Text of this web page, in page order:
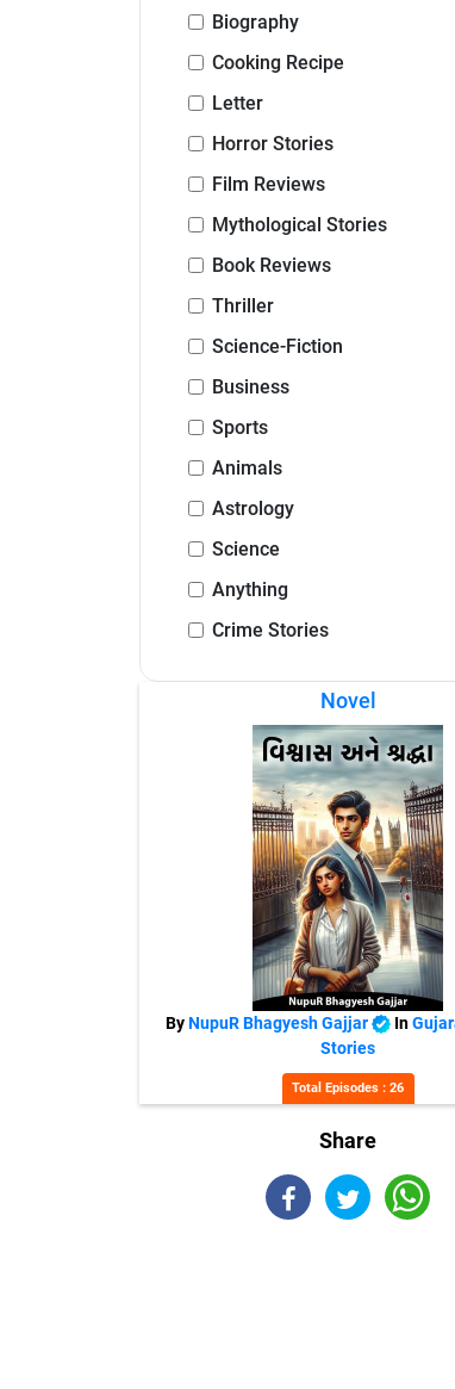
Biography
Cooking Recipe
Letter
Horror Stories
Film Reviews
Mythological Stories
Book Reviews
Thriller
Science-Fiction
Business
Sports
Animals
Astrology
Science
Anything
Crime Stories
Novel
ByNupuR Bhagyesh Gajjar In
Stories
Total Episodes : 26
Share